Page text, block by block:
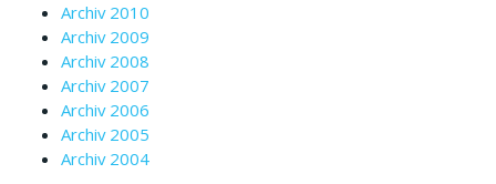
Archiv 2010
Archiv 2009
Archiv 2008
Archiv 2007
Archiv 2006
Archiv 2005
Archiv 2004